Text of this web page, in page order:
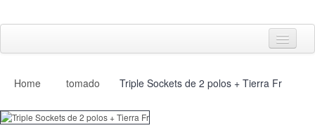
Interruptores
regulador
Home tomado Triple Sockets de 2 polos + Tierra Fr